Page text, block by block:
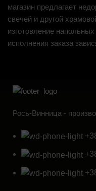
магазин предлагает
свечей и другой
изготовление
исполнения заказа
Рось-Винница -